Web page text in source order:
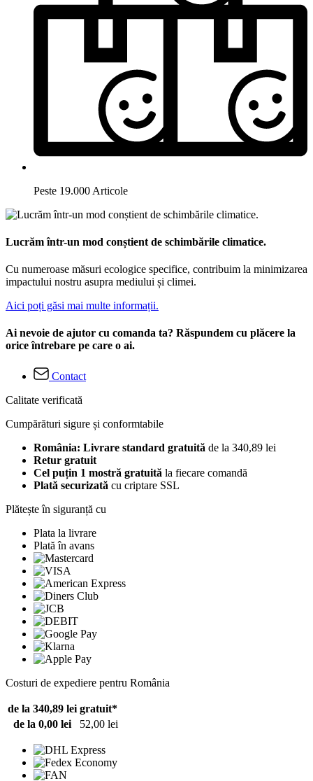
Peste 19.000 Articole
Lucrăm într-un mod conștient de schimbările climatice.
Cu numeroase măsuri ecologice specifice, contribuim la minimizarea
impactului nostru asupra mediului și climei.
Aici poți găsi mai multe informații.
Ai nevoie de ajutor cu comanda ta? Răspundem cu plăcere la
orice întrebare pe care o ai.
Contact
Calitate verificată
Cumpărături sigure și conformtabile
România: Livrare standard gratuită de la 340,89 lei
Retur gratuit
Cel puțin 1 mostră gratuită la fiecare comandă
Plată securizată cu criptare SSL
Plătește în siguranță cu
Plata la livrare
Plată în avans
Costuri de expediere pentru România
de la 340,89 lei gratuit*
de la 0,00 lei
52,00 lei